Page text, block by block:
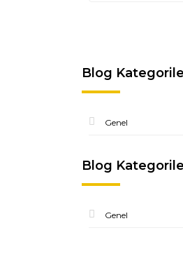
Blog
Genel
Blog
Genel